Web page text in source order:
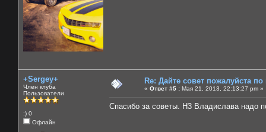
+Sergey+
Член клуба
Пользователи
:) 0
Офлайн
Re: Дайте совет пожалуйста
« Ответ #5 : Мая 21, 2013, 22:13:27 pm »
Спасибо за советы. Н3 Владислава надо